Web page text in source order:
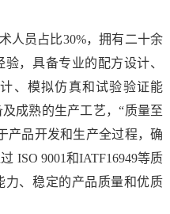
人员占比30%，拥有二十余
，具备专业的配方设计、
、模拟仿真和试验验证能
成熟的生产工艺，“质量至
产品开发和生产全过程，确
ISO 9001和IATF16949等质
力、稳定的产品质量和优质